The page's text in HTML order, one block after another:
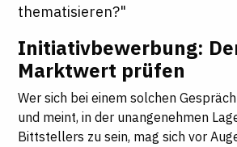
thematisieren?"
Initiativbewerbung:
Marktwert prüfen
Wer sich bei einem solchen
und meint, in der unangenehmen
Bittstellers zu sein, mag sich vor